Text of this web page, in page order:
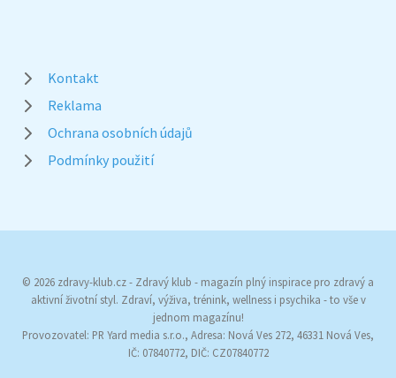
Kontakt
Reklama
Ochrana osobních údajů
Podmínky použití
© 2026 zdravy-klub.cz - Zdravý klub - magazín plný inspirace pro zdravý a
aktivní životní styl. Zdraví, výživa, trénink, wellness i psychika - to vše v
jednom magazínu!
Provozovatel: PR Yard media s.r.o., Adresa: Nová Ves 272, 46331 Nová Ves,
IČ: 07840772, DIČ: CZ07840772